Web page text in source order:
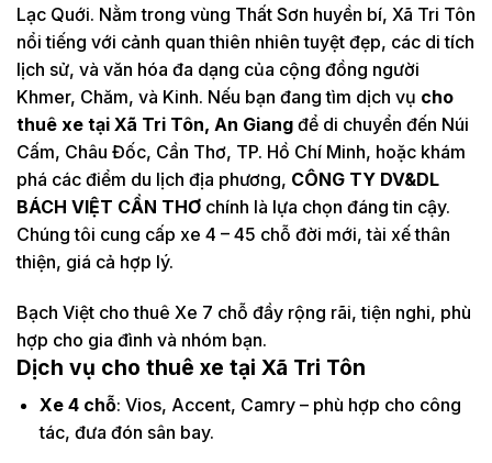
Lạc Quới. Nằm trong vùng Thất Sơn huyền bí, Xã Tri Tôn
nổi tiếng với cảnh quan thiên nhiên tuyệt đẹp, các di tích
lịch sử, và văn hóa đa dạng của cộng đồng người
Khmer, Chăm, và Kinh. Nếu bạn đang tìm dịch vụ cho
thuê xe tại Xã Tri Tôn, An Giang để di chuyển đến Núi
Cấm, Châu Đốc, Cần Thơ, TP. Hồ Chí Minh, hoặc khám
phá các điểm du lịch địa phương, CÔNG TY DV&DL
BÁCH VIỆT CẦN THƠ chính là lựa chọn đáng tin cậy.
Chúng tôi cung cấp xe 4 – 45 chỗ đời mới, tài xế thân
thiện, giá cả hợp lý.
Bạch Việt cho thuê Xe 7 chỗ đầy rộng rãi, tiện nghi, phù
hợp cho gia đình và nhóm bạn.
Dịch vụ cho thuê xe tại Xã Tri Tôn
Xe 4 chỗ: Vios, Accent, Camry – phù hợp cho công
tác, đưa đón sân bay.